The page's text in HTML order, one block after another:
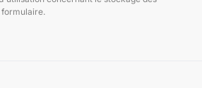
formulaire.